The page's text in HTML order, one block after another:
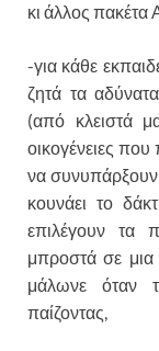
κι άλλος πακέτα
-για κάθε
ζητά τα
(από κλειστά
οικογένειες
να συνυπάρξουν
κουνάει το
επιλέγουν τα
μπροστά σε
μάλωνε όταν
παίζοντας,